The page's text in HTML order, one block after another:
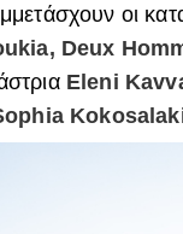
οι
Deux
Eleni